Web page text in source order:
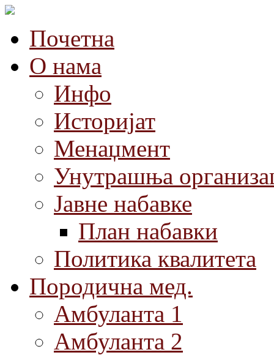
Почетна
О нама
Инфо
Историјат
Менаџмент
Унутрашња
Јавне набавке
План набавки
Политика квалитета
Породична мед.
Амбуланта 1
Амбуланта 2